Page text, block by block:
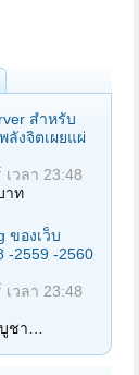
สำหรับ
ลังจิตเผยแผ่
เวลา 23:48
าท
ของเว็บ
-2559 -2560
เวลา 23:48
ชา…